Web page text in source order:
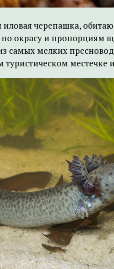
иловая черепашка,
окрасу и пропорциям
самых мелких